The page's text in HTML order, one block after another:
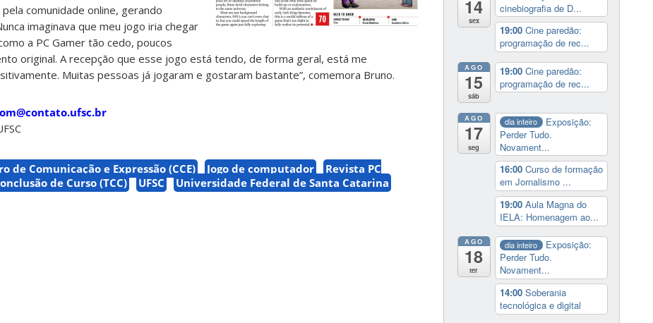
comunidade online, gerando
imaginava que meu jogo iria chegar
a PC Gamer tão cedo, poucos
original. A recepção que esse jogo está tendo, de forma geral, está me
Muitas pessoas já jogaram e gostaram bastante”, comemora Bruno.
de Comunicação e Expressão (CCE) Jogo de computador
Revista PC
de Curso (TCC) UFSC Universidade Federal de Santa Catarina
14
sex
cinebiografia de D...
19:00 Cine paredão:
programação de rec...
AGO
15
sáb
19:00 Cine paredão:
programação de rec...
AGO
17
seg
dia inteiro
Exposição:
Perder Tudo.
Novament...
16:00 Curso de formação
em Jornalismo ...
19:00 Aula Magna do
IELA: Homenagem ao...
AGO
18
ter
dia inteiro
Exposição:
Perder Tudo.
Novament...
14:00 Soberania
tecnológica e digital